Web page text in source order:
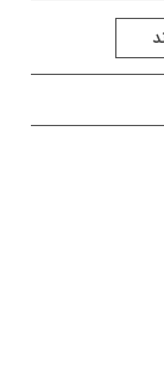
فنی، مهندسی